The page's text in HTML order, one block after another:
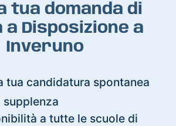
tua domanda di
a Disposizione a
Inveruno
tua candidatura spontanea
a tutte le scuole di